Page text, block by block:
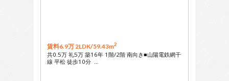
賃料6.9万 2LDK/59.43m2
共0.5万 礼5万 築16年 1階/2階 南向き■山陽電鉄網干
線 平松 徒歩10分 …